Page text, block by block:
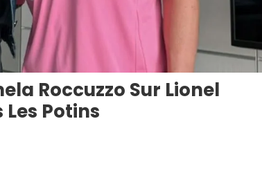
Roccuzzo Sur Lionel
Les Potins